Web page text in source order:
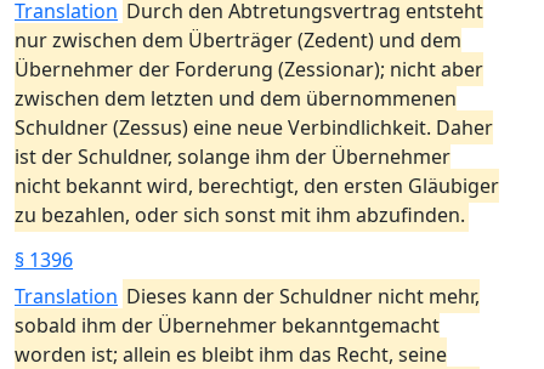
Translation Durch den Abtretungsvertrag entsteht
nur zwischen dem Überträger (Zedent) und dem
Übernehmer der Forderung (Zessionar); nicht aber
zwischen dem letzten und dem übernommenen
Schuldner (Zessus) eine neue Verbindlichkeit. Daher
ist der Schuldner, solange ihm der Übernehmer
nicht bekannt wird, berechtigt, den ersten Gläubiger
zu bezahlen, oder sich sonst mit ihm abzufinden.
§ 1396
Translation Dieses kann der Schuldner nicht mehr,
sobald ihm der Übernehmer bekanntgemacht
worden ist; allein es bleibt ihm das Recht, seine